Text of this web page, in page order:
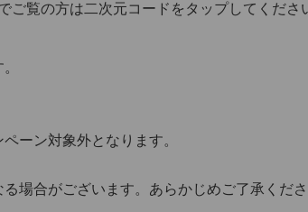
ご覧の方は二次元コードをタップしてくださ
ーン対象外となります。
場合がございます。あらかじめご了承くださ